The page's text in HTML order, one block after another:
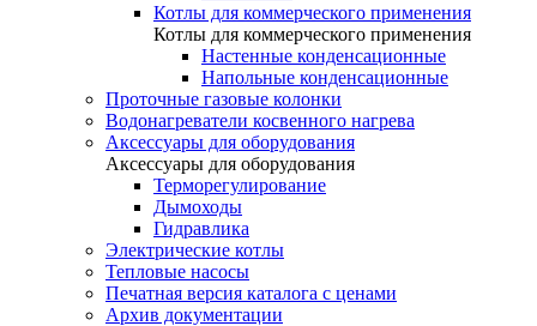
Котлы для коммерческого применения
Котлы для коммерческого применения
Настенные конденсационные
Напольные конденсационные
Проточные газовые колонки
Водонагреватели косвенного нагрева
Аксессуары для оборудования
Аксессуары для оборудования
Терморегулирование
Дымоходы
Гидравлика
Электрические котлы
Тепловые насосы
Печатная версия каталога с ценами
Архив документации